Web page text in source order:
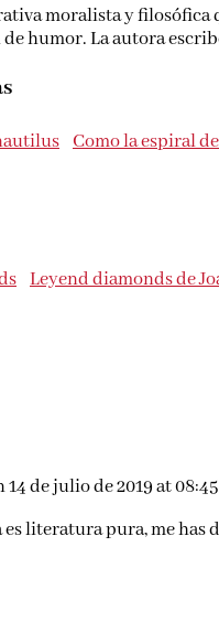
moralista y filosófica
humor. La autora
Como la espiral
Leyend diamonds de
14 de julio de 2019 at 08:45
es literatura pura, me has